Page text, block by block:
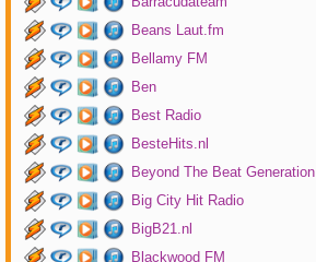
Beans Laut.fm
Bellamy FM
Ben
Best Radio
BesteHits.nl
Beyond The Beat Generation
Big City Hit Radio
BigB21.nl
Blackwood FM